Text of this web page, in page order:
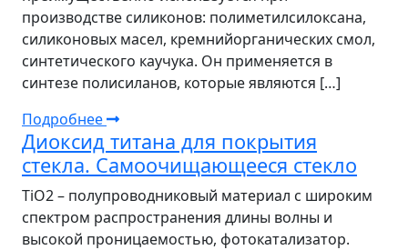
производстве силиконов: полиметилсилоксана,
силиконовых масел, кремнийорганических смол,
синтетического каучука. Он применяется в
синтезе полисиланов, которые являются […]
Подробнее
Диоксид титана для покрытия
стекла. Самоочищающееся стекло
TiO2 – полупроводниковый материал с широким
спектром распространения длины волны и
высокой проницаемостью, фотокатализатор.